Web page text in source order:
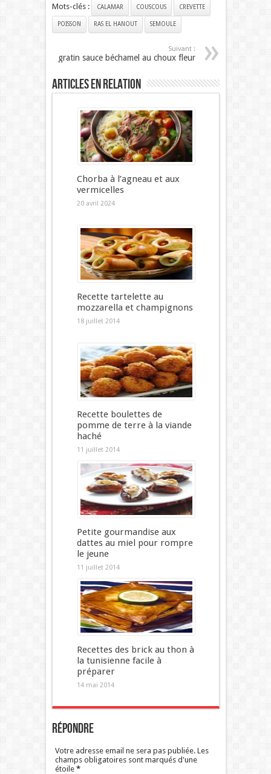
Mots-clés : CALAMAR COUSCOUS CREVETTE
POISSON RAS EL HANOUT SEMOULE
Suivant :
gratin sauce béchamel au choux fleur
Articles en relation
Chorba à l’agneau et aux
vermicelles
20 avril 2024
Recette tartelette au
mozzarella et champignons
18 juillet 2014
Recette boulettes de
pomme de terre à la viande
haché
11 juillet 2014
Petite gourmandise aux
dattes au miel pour rompre
le jeune
11 juillet 2014
Recettes des brick au thon à
la tunisienne facile à
préparer
14 mai 2014
Répondre
Votre adresse email ne sera pas publiée. Les
champs obligatoires sont marqués d'une
étoile *